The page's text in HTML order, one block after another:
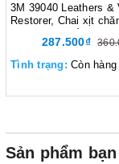
3M 39040 Leathers &
Restorer, Chai xịt
bảo vệ nội thất ô tô,
287.500₫
Tình trạng: Còn hàng
Sản phẩm